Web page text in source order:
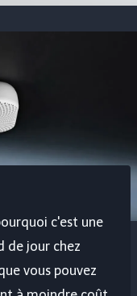
c'est une
de jour chez
vous pouvez